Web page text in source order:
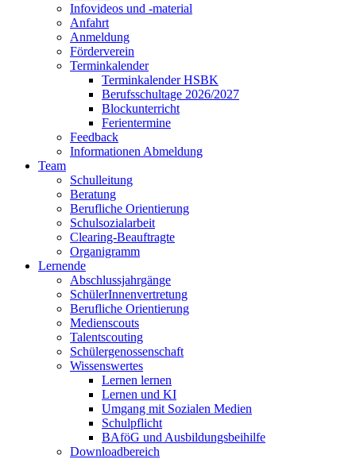
Infovideos und -material
Anfahrt
Anmeldung
Förderverein
Terminkalender
Terminkalender HSBK
Berufsschultage 2026/2027
Blockunterricht
Ferientermine
Feedback
Informationen Abmeldung
Team
Schulleitung
Beratung
Berufliche Orientierung
Schulsozialarbeit
Clearing-Beauftragte
Organigramm
Lernende
Abschlussjahrgänge
SchülerInnenvertretung
Berufliche Orientierung
Medienscouts
Talentscouting
Schüler­genossen­schaft
Wissenswertes
Lernen lernen
Lernen und KI
Umgang mit Sozialen Medien
Schulpflicht
BAföG und Ausbildungsbeihilfe
Downloadbereich